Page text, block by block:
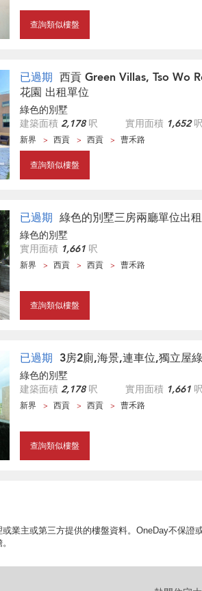
查詢類似樓盤
已過期 西貢 Green Villas, Tso Wo
花園 出租單位
綠色的別墅
建築面積 2,178呎 實用面積 1,652呎
新界 西貢 西貢 曹禾路
查詢類似樓盤
已過期 綠色的別墅三房兩廳單位出租
綠色的別墅
實用面積 1,661 呎
新界 西貢 西貢 曹禾路
查詢類似樓盤
已過期 3房2廁,海景,連車位,獨立屋
綠色的別墅
建築面積 2,178呎 實用面積 1,661 呎
新界 西貢 西貢 曹禾路
查詢類似樓盤
業主或第三方提供的樓盤資料。OneDay不保證